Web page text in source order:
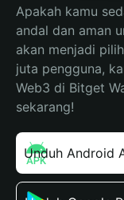
Apakah kamu
andal dan aman
akan menjadi
juta pengguna,
Web3 di Bitget
sekarang!
Unduh Android